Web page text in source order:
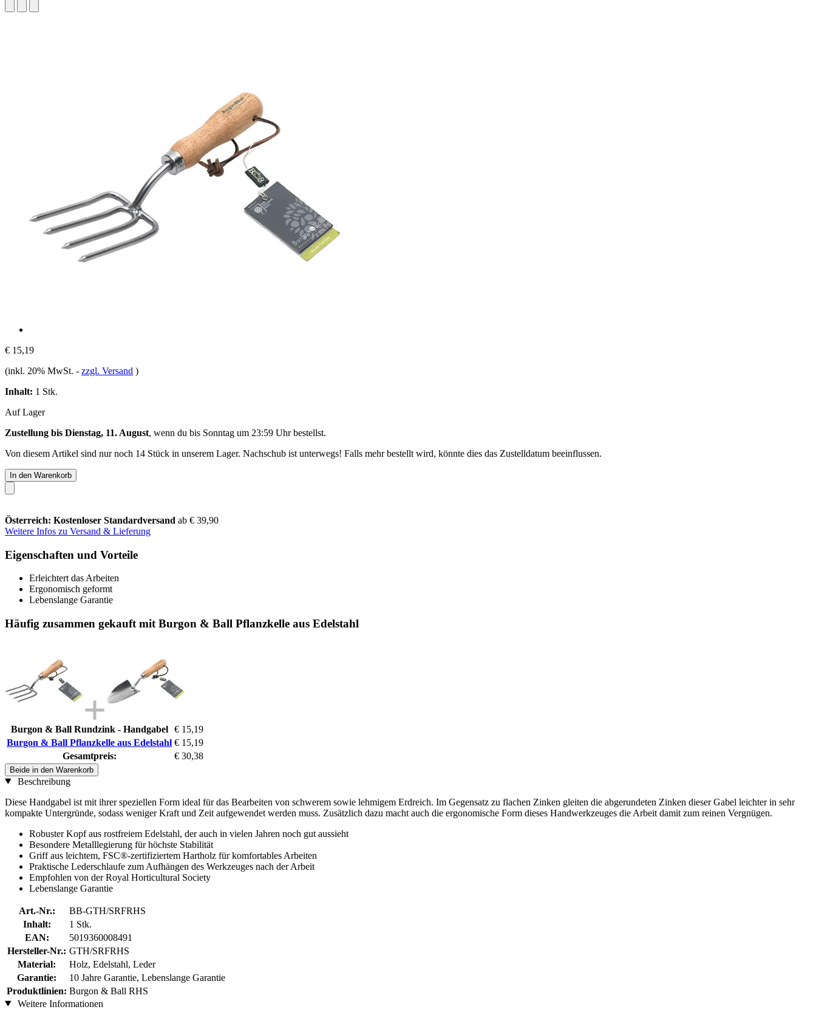
€ 15,19
(inkl. 20% MwSt. - zzgl. Versand )
Inhalt: 1 Stk.
Auf Lager
Zustellung bis Dienstag, 11. August, wenn du bis Sonntag um 23:59 Uhrbestellst.
Von diesem Artikel sind nur noch 14 Stück in unserem Lager. Nachschub ist unterwegs! Falls mehr bestellt wird, könnte dies das Zustelldatum beeinflussen.
In den Warenkorb
Österreich: Kostenloser Standardversand ab € 39,90
Weitere Infos zu Versand & Lieferung
Eigenschaften und Vorteile
Erleichtert das Arbeiten
Ergonomisch geformt
Lebenslange Garantie
Häufig zusammen gekauft mit Burgon & Ball Pflanzkelle aus Edelstahl
Burgon & Ball Rundzink - Handgabel
€ 15,19
Burgon & Ball Pflanzkelle aus Edelstahl € 15,19
Gesamtpreis:
€ 30,38
Beide in den Warenkorb
Beschreibung
Diese Handgabel ist mit ihrer speziellen Form ideal für das Bearbeiten von schwerem sowie lehmigem Erdreich. Im Gegensatz zu flachen Zinken gleiten die abgerundeten Zinken dieser Gabel leichter in sehr
kompakte Untergründe, sodass weniger Kraft und Zeit aufgewendet werden muss. Zusätzlich dazu macht auch die ergonomische Form dieses Handwerkzeuges die Arbeit damit zum reinen Vergnügen.
Robuster Kopf aus rostfreiem Edelstahl, der auch in vielen Jahren noch gut aussieht
Besondere Metalllegierung für höchste Stabilität
Griff aus leichtem, FSC®-zertifiziertem Hartholz für komfortables Arbeiten
Praktische Lederschlaufe zum Aufhängen des Werkzeuges nach der Arbeit
Empfohlen von der Royal Horticultural Society
Lebenslange Garantie
Art.-Nr.:
BB-GTH/SRFRHS
Inhalt:
1 Stk.
EAN:
5019360008491
Hersteller-Nr.: GTH/SRFRHS
Material:
Holz, Edelstahl, Leder
Garantie:
10 Jahre Garantie, Lebenslange Garantie
Produktlinien: Burgon & Ball RHS
Weitere Informationen